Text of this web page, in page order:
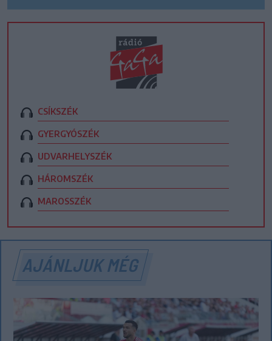
CSÍKSZÉK
GYERGYÓSZÉK
UDVARHELYSZÉK
HÁROMSZÉK
MAROSSZÉK
AJÁNLJUK MÉG